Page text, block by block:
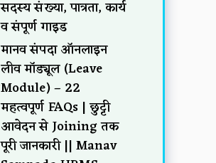
सदस्य संख्या, पात्रता, कार्य
व संपूर्ण गाइड
मानव संपदा ऑनलाइन
लीव मॉड्यूल (Leave
Module) – 22
महत्वपूर्ण FAQs | छुट्टी
आवेदन से Joining तक
पूरी जानकारी || Manav